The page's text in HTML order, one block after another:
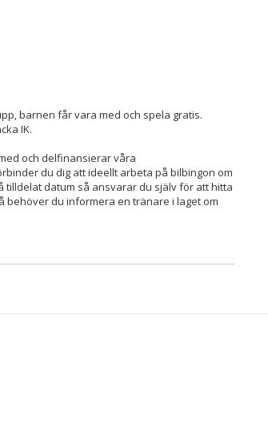
barnen får vara med och spela gratis.
IK.
och delfinansierar våra
du dig att ideellt arbeta på bilbingon om
tilldelat datum så ansvarar du själv för att hitta
behöver du informera en tränare i laget om